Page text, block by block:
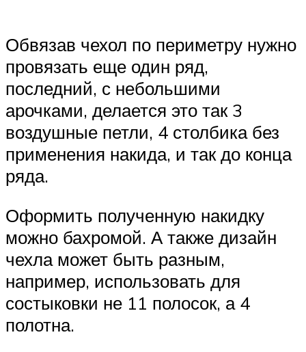
Обвязав чехол по периметру нужно
провязать еще один ряд,
последний, с небольшими
арочками, делается это так 3
воздушные петли, 4 столбика без
применения накида, и так до конца
ряда.
Оформить полученную накидку
можно бахромой. А также дизайн
чехла может быть разным,
например, использовать для
состыковки не 11 полосок, а 4
полотна.